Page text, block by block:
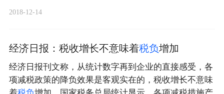
2018-12-14
经济日报：税收增长不意味着税负增加
经济日报刊文称，从统计数字再到企业的直接感受，各
项减税政策的降负效果是客观实在的，税收增长不意味